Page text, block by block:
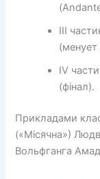
III
IV
(фінал).
Прикладами
(«Місячна»)
Вольфганга